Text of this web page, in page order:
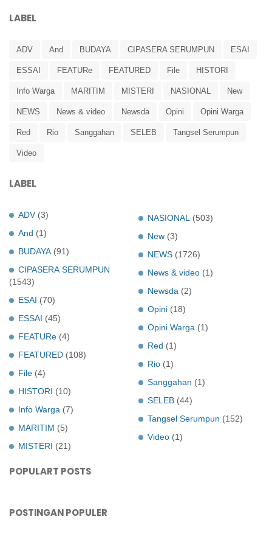
LABEL
ADV And BUDAYA CIPASERA SERUMPUN ESAI
ESSAI FEATURe FEATURED File HISTORI
Info Warga MARITIM MISTERI NASIONAL New
NEWS News & video Newsda Opini Opini Warga
Red Rio Sanggahan SELEB Tangsel Serumpun
Video
LABEL
ADV (3)
And (1)
BUDAYA (91)
CIPASERA SERUMPUN
(1543)
ESAI (70)
ESSAI (45)
FEATURe (4)
FEATURED (108)
File (4)
HISTORI (10)
Info Warga (7)
MARITIM (5)
MISTERI (21)
NASIONAL
(503)
New (3)
NEWS (1726)
News & video (1)
Newsda (2)
Opini (18)
Opini Warga (1)
Red (1)
Rio (1)
Sanggahan (1)
SELEB (44)
Tangsel Serumpun (152)
Video (1)
POPULART POSTS
POSTINGAN POPULER